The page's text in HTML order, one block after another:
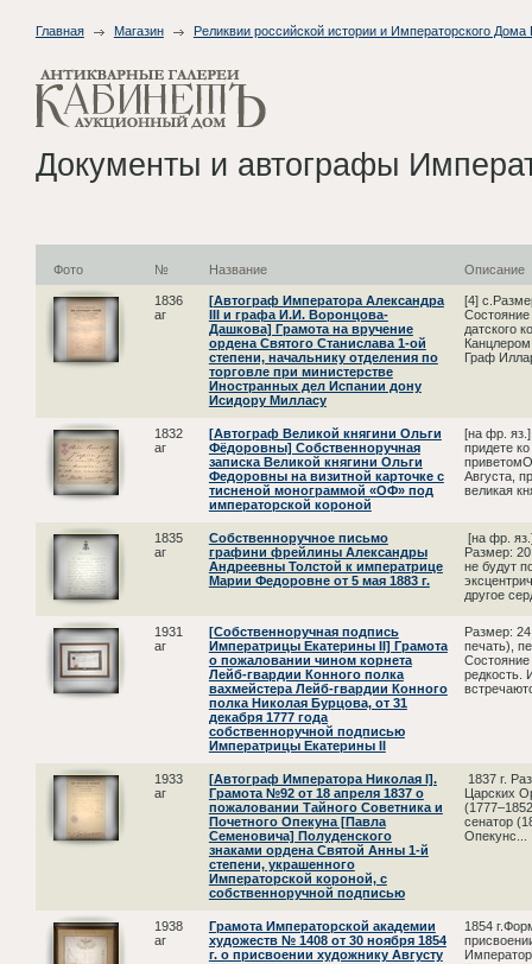
Главная Магазин Реликвии российской истории и Императорского
Документы и автографы
Фото № Название Описание
1836
аг
[Автограф Императора Александра
III и графа И.И. Воронцова-
Дашкова] Грамота на вручение
ордена Святого Станислава 1-ой
степени, начальнику отделения по
торговле при министерстве
Иностранных дел Испании дону
Исидору Милласу
[4]
датского
Граф
1832
аг
[Автограф Великой княгини Ольги
Фёдоровны] Собственноручная
записка Великой княгини Ольги
Федоровны на визитной карточке с
тисненой монограммой «ОФ» под
императорской короной
[на фр.
придете
Августа,
великая
1835
аг
Собственноручное письмо
графини фрейлины Александры
Андреевны Толстой к императрице
Марии Федоровне от 5 мая 1883 г.
[на фр.
Размер:
не будут
другое
1931
аг
[Собственноручная подпись
Императрицы Екатерины II] Грамота
о пожаловании чином корнета
Лейб-гвардии Конного полка
вахмейстера Лейб-гвардии Конного
полка Николая Бурцова, от 31
декабря 1777 года
собственноручной подписью
Императрицы Екатерины II
Размер:
печать),
редкость.
1933
аг
[Автограф Императора Николая I].
Грамота №92 от 18 апреля 1837 о
пожаловании Тайного Советника и
Почетного Опекуна [Павла
Семеновича] Полуденского
знаками ордена Святой Анны 1-й
степени, украшенного
Императорской короной, с
собственноручной подписью
1837 г.
Царских
сенатор
Опекунс...
1938
аг
Грамота Императорской академии
художеств № 1408 от 30 ноября 1854
г. о присвоении художнику Августу
1854